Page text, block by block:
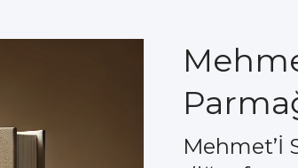
Mehmet’İ